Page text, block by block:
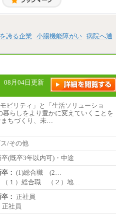
月給271,000円
JTBキャリアサイトよりご確認くだ
コミュニケーションデザイン
月給230,000円
残業手当：20,000円（一律支給）※
業手当の残業時間は10.43時間。
務手当：みなし残業時間を超える
に応じて、時間外手当等を支給。
務手当：残業時間については全額
当を支給。
JTBグローバルマーケティング＆トラ
月給242,000円＋地域間調整給
職 月給202,000～227,000円＋地域
JTBキャリアサイトよりご確認くだ
誇る企業 小腸機能障がい 病院へ通
08月04日更新
ビリティ」と「生活ソリューショ
暮らしをより豊かに変えていくことを
ちづくり、未…
/その他
卒(既卒3年以内可)・中途
： (1)総合職 (2…
（１）総合職 （２）地…
： 正社員
正社員